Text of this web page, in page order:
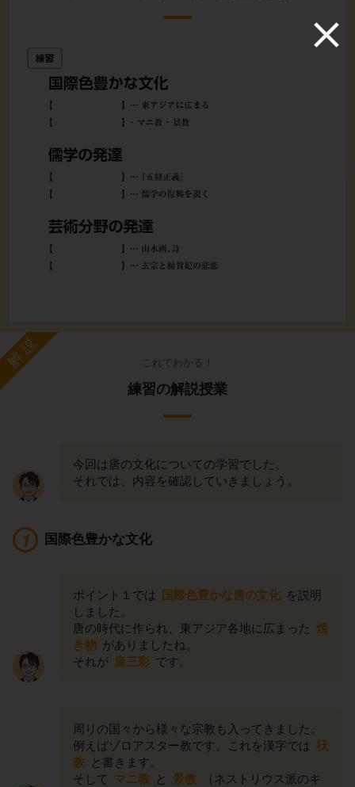
解説 これでわかる！
練習の解説授業
今回は唐の文化についての学習でした。
それでは、内容を確認していきましょう。
国際色豊かな文化
ポイント１では 国際色豊かな唐の文化 を説明
しました。
唐の時代に作られ、東アジア各地に広まった 焼
き物 がありましたね。
それが
唐三彩 です。
周りの国々から様々な宗教も入ってきました。
例えばゾロアスター教です。これを漢字では 祆
教 と書きます。
そして マニ教 と 景教
（ネストリウス派のキ